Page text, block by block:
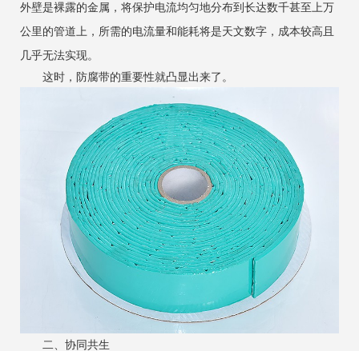
外壁是裸露的金属，将保护电流均匀地分布到长达数千甚至上万
公里的管道上，所需的电流量和能耗将是天文数字，成本较高且
几乎无法实现。
这时，防腐带的重要性就凸显出来了。
二、协同共生